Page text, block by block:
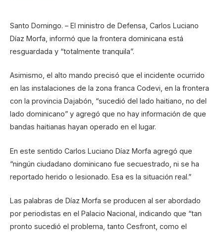
Santo Domingo. – El ministro de Defensa, Carlos Luciano
Díaz Morfa, informó que la frontera dominicana está
resguardada y “totalmente tranquila”.
Asimismo, el alto mando precisó que el incidente ocurrido
en las instalaciones de la zona franca Codevi, en la frontera
con la provincia Dajabón, “sucedió del lado haitiano, no del
lado dominicano” y agregó que no hay información de que
bandas haitianas hayan operado en el lugar.
En este sentido Carlos Luciano Díaz Morfa agregó que
“ningún ciudadano dominicano fue secuestrado, ni se ha
reportado herido o lesionado. Esa es la situación real.”
Las palabras de Díaz Morfa se producen al ser abordado
por periodistas en el Palacio Nacional, indicando que “tan
pronto sucedió el problema, tanto Cesfront, como el